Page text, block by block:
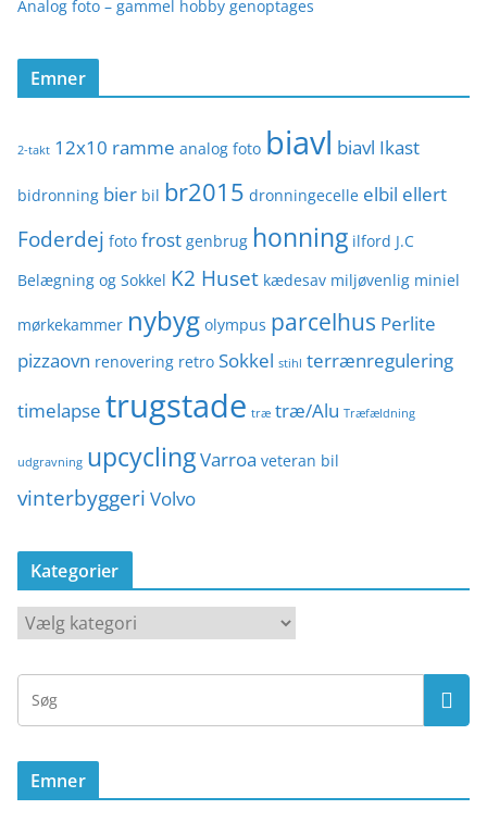
Analog foto – gammel hobby genoptages
Emner
2-takt 12x10 ramme analog foto biavl biavl Ikast
bidronning bier bil br2015 dronningecelle elbil ellert
Foderdej foto frost genbrug honning ilford J.C
Belægning og Sokkel K2 Huset kædesav miljøvenlig miniel
mørkekammer nybyg olympus parcelhus Perlite
pizzaovn renovering retro Sokkel stihl terrænregulering
timelapse trugstade træ træ/Alu Træfældning
udgravning upcyclingVarroa veteran bil
vinterbyggeri Volvo
Kategorier
K
a
t
g
Emner